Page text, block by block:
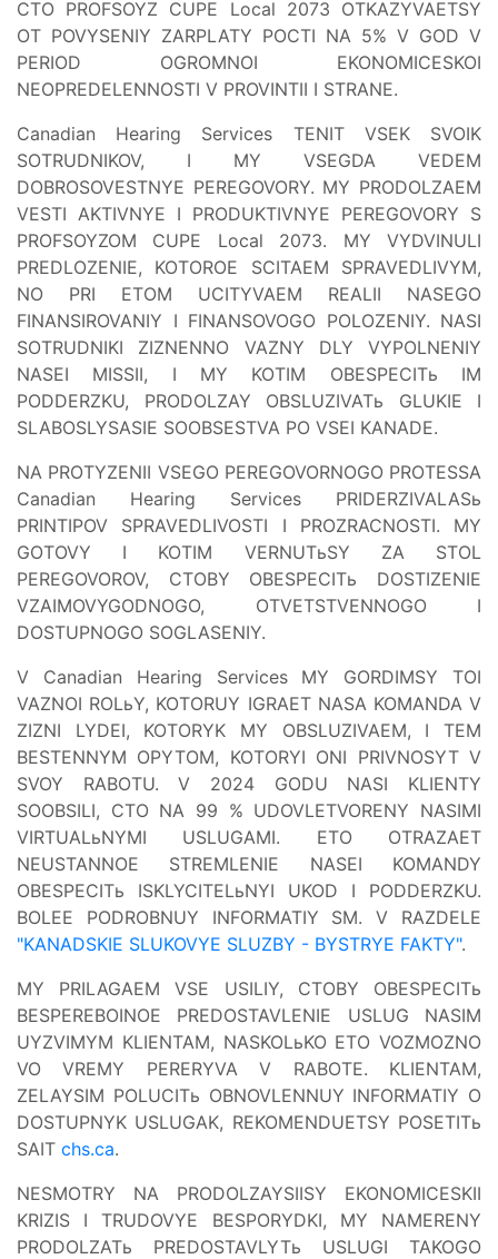
CTO PROFSOYZ CUPE Local 2073 OTKAZYVAETSY
OT POVYSENIY ZARPLATY POCTI NA 5% V GOD V
PERIOD OGROMNOI EKONOMICESKOI
NEOPREDELENNOSTI V PROVINTII I STRANE.
Canadian Hearing Services TENIT VSEK SVOIK
SOTRUDNIKOV, I MY VSEGDA VEDEM
DOBROSOVESTNYE PEREGOVORY. MY PRODOLZAEM
VESTI AKTIVNYE I PRODUKTIVNYE PEREGOVORY S
PROFSOYZOM CUPE Local 2073. MY VYDVINULI
PREDLOZENIE, KOTOROE SCITAEM SPRAVEDLIVYM,
NO PRI ETOM UCITYVAEM REALII NASEGO
FINANSIROVANIY I FINANSOVOGO POLOZENIY. NASI
SOTRUDNIKI ZIZNENNO VAZNY DLY VYPOLNENIY
NASEI MISSII, I MY KOTIM OBESPECITь IM
PODDERZKU, PRODOLZAY OBSLUZIVATь GLUKIE I
SLABOSLYSASIE SOOBSESTVA PO VSEI KANADE.
NA PROTYZENII VSEGO PEREGOVORNOGO PROTESSA
Canadian Hearing Services PRIDERZIVALASь
PRINTIPOV SPRAVEDLIVOSTI I PROZRACNOSTI. MY
GOTOVY I KOTIM VERNUTьSY ZA STOL
PEREGOVOROV, CTOBY OBESPECITь DOSTIZENIE
VZAIMOVYGODNOGO, OTVETSTVENNOGO I
DOSTUPNOGO SOGLASENIY.
V Canadian Hearing Services MY GORDIMSY TOI
VAZNOI ROLьY, KOTORUY IGRAET NASA KOMANDA V
ZIZNI LYDEI, KOTORYK MY OBSLUZIVAEM, I TEM
BESTENNYM OPYTOM, KOTORYI ONI PRIVNOSYT V
SVOY RABOTU. V 2024 GODU NASI KLIENTY
SOOBSILI, CTO NA 99 % UDOVLETVORENY NASIMI
VIRTUALьNYMI USLUGAMI. ETO OTRAZAET
NEUSTANNOE STREMLENIE NASEI KOMANDY
OBESPECITь ISKLYCITELьNYI UKOD I PODDERZKU.
BOLEE PODROBNUY INFORMATIY SM. V RAZDELE
"KANADSKIE SLUKOVYE SLUZBY - BYSTRYE FAKTY".
MY PRILAGAEM VSE USILIY, CTOBY OBESPECITь
BESPEREBOINOE PREDOSTAVLENIE USLUG NASIM
UYZVIMYM KLIENTAM, NASKOLьKO ETO VOZMOZNO
VO VREMY PERERYVA V RABOTE. KLIENTAM,
ZELAYSIM POLUCITь OBNOVLENNUY INFORMATIY O
DOSTUPNYK USLUGAK, REKOMENDUETSY POSETITь
SAIT chs.ca.
NESMOTRY NA PRODOLZAYSIISY EKONOMICESKII
KRIZIS I TRUDOVYE BESPORYDKI, MY NAMERENY
PRODOLZATь PREDOSTAVLYTь USLUGI TAKOGO